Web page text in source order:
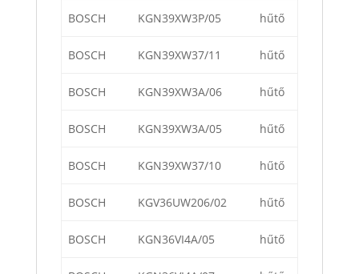
BOSCH KGN39XW3P/05 hűtő
BOSCH KGN39XW37/11 hűtő
BOSCH KGN39XW3A/06 hűtő
BOSCH KGN39XW3A/05 hűtő
BOSCH KGN39XW37/10 hűtő
BOSCH KGV36UW206/02 hűtő
BOSCH KGN36VI4A/05 hűtő